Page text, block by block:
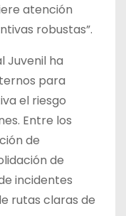
atención
robustas”.
Juvenil ha
para
el riesgo
Entre los
de
de
incidentes
rutas claras de